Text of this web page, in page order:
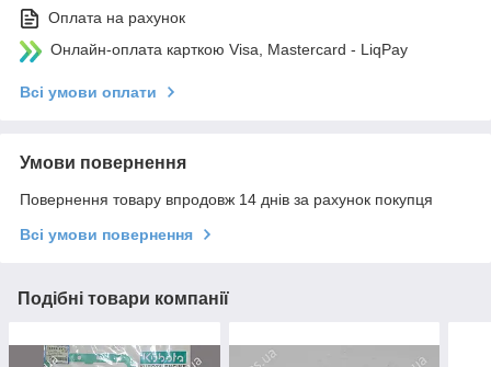
Оплата на рахунок
Онлайн-оплата карткою Visa, Mastercard - LiqPay
Всі умови оплати
Умови повернення
Повернення товару впродовж 14 днів за рахунок покупця
Всі умови повернення
Подібні товари компанії